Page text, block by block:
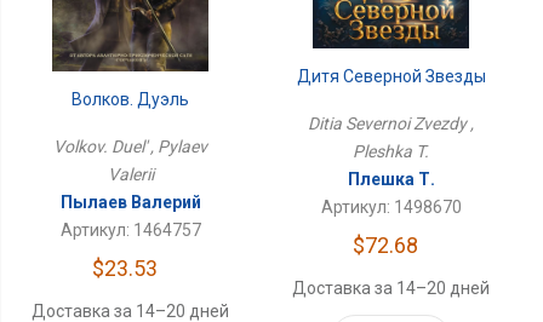
Волков. Дуэль
Volkov. Duel' , Pylaev
Valerii
Пылаев Валерий
Артикул: 1464757
$23.53
Доставка за 14–20 дней
Дитя Северной Звезды
Ditia Severnoi Zvezdy ,
Pleshka T.
Плешка Т.
Артикул: 1498670
$72.68
Доставка за 14–20 дней